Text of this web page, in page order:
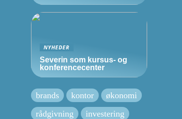
NYHEDER
Severin som kursus- og
konferencecenter
brands kontor
økonomi
rådgivning
investering